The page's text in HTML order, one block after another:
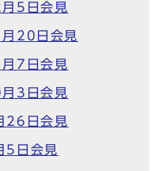
5日会見
20日会見
7日会見
3日会見
26日会見
5日会見